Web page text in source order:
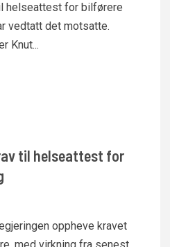
helseattest for bilførere
vedtatt det motsatte.
Knut...
til helseattest for
oppheve kravet